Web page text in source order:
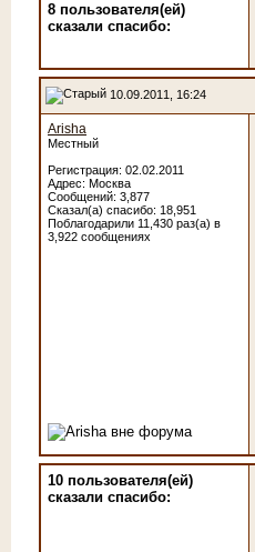
8 пользователя(ей)
сказали cпасибо:
10.09.2011, 16:24
Arisha
Местный
Регистрация: 02.02.2011
Адрес: Москва
Сообщений: 3,877
Сказал(а) спасибо: 18,951
Поблагодарили 11,430 раз(а) в
3,922 сообщениях
10 пользователя(ей)
сказали cпасибо: